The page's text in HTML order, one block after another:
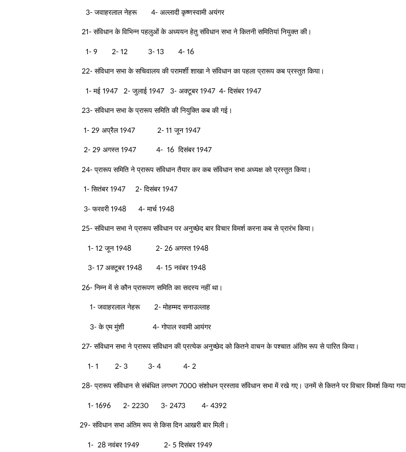
3- जवाहरलाल नेहरू 4- अल्लादी कृष्णस्वामी अयंगर
21- संविधान के विभिन्न पहलुओं के अध्ययन हेतु संविधान सभा ने कितनी समितियां नियुक्त की।
1- 9 2- 12 3- 13 4- 16
22- संविधान सभा के सचिवालय की परामर्शी शाखा ने संविधान का पहला प्रारूप कब प्रस्तुत किया।
1- मई 1947 2- जुलाई 1947 3- अक्टूबर 1947 4- दिसंबर 1947
23- संविधान सभा के प्रारूप समिति की नियुक्ति कब की गई।
1- 29 अप्रैल 1947 2- 11 जून 1947
2- 29 अगस्त 1947 4- 16 दिसंबर 1947
24- प्रारूप समिति ने प्रारूप संविधान तैयार कर कब संविधान सभा अध्यक्ष को प्रस्तुत किया।
1- सितंबर 1947 2- दिसंबर 1947
3- फरवरी 1948 4- मार्च 1948
25- संविधान सभा ने प्रारूप संविधान पर अनुच्छेद बार विचार विमर्श करना कब से प्रारंभ किया।
1- 12 जून 1948 2- 26 अगस्त 1948
3- 17 अक्टूबर 1948 4- 15 नवंबर 1948
26- निम्न में से कौन प्रारूपण समिति का सदस्य नहीं था।
1- जवाहरलाल नेहरू 2- मोहम्मद सनाउल्लाह
3- के एम मुंशी 4- गोपाल स्वामी आयंगर
27- संविधान सभा ने प्रारूप संविधान की प्रत्येक अनुच्छेद को कितने वाचन के पश्चात अंतिम रूप से पारित किया।
1- 1 2- 3 3- 4 4- 2
28- प्रारूप संविधान से संबंधित लगभग 7000 संशोधन प्रस्ताव संविधान सभा में रखे गए। उनमें से कितने पर विचार विमर्श किया गया
1- 1696 2- 2230 3- 2473 4- 4392
29- संविधान सभा अंतिम रूप से किस दिन आखरी बार मिली।
1- 28 नवंबर 1949 2- 5 दिसंबर 1949